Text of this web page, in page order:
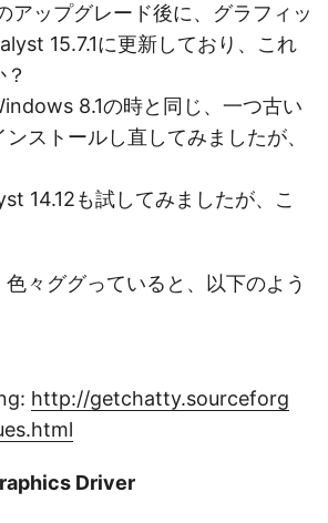
アップグレード後に、グラフィッ
15.7.1に更新しており、これ
8.1の時と同じ、一つ古い
ストールし直してみましたが、
14.12も試してみましたが、こ
々ググっていると、以下のよう
http://getchatty.sourceforg
Driver